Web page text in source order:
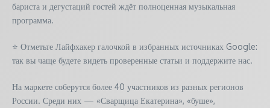
бариста и дегустаций гостей ждёт полноценная музыкальная
программа.
⭐ Отметьте Лайфхакер галочкой в избранных источниках Google:
так вы чаще будете видеть проверенные статьи и поддержите нас.
На маркете соберутся более 40 участников из разных регионов
России. Среди них — «Сварщица Екатерина», «буше»,